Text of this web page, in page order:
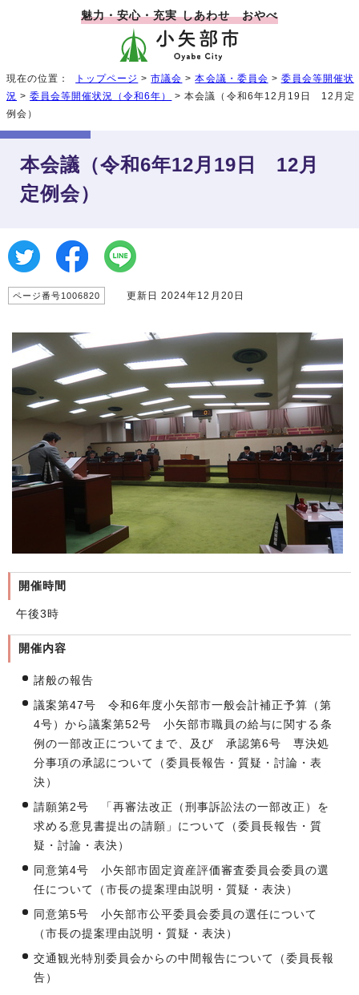
魅力・安心・充実 しあわせ おやべ
現在の位置： トップページ >市議会 >本会議・委員会 > 委員会等開催状
況 >委員会等開催状況（令和6年）
> 本会議（令和6年12月19日 12月定
例会）
本会議（令和6年12月19日 12月
定例会）
ページ番号1006820 更新日 2024年12月20日
開催時間
午後3時
開催内容
諸般の報告
議案第47号 令和6年度小矢部市一般会計補正予算（第
4号）から議案第52号 小矢部市職員の給与に関する条
例の一部改正についてまで、及び 承認第6号 専決処
分事項の承認について（委員長報告・質疑・討論・表
決）
請願第2号 「再審法改正（刑事訴訟法の一部改正）を
求める意見書提出の請願」について（委員長報告・質
疑・討論・表決）
同意第4号 小矢部市固定資産評価審査委員会委員の選
任について（市長の提案理由説明・質疑・表決）
同意第5号 小矢部市公平委員会委員の選任について
（市長の提案理由説明・質疑・表決）
交通観光特別委員会からの中間報告について（委員長報
告）